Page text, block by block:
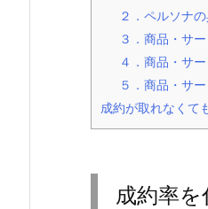
２．ペルソナ
３．商品・サ
４．商品・サ
５．商品・サ
成約が取れなくて
成約率